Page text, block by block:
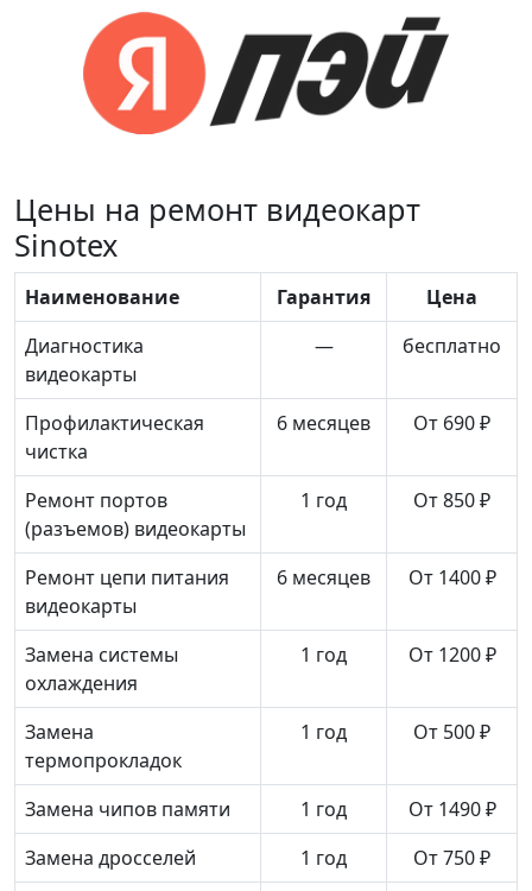
Цены на ремонт видеокарт
Sinotex
Наименование Гарантия
Цена
Диагностика
видеокарты
— бесплатно
Профилактическая
чистка
6 месяцев От 690 ₽
Ремонт портов
(разъемов) видеокарты
1 год От 850 ₽
Ремонт цепи питания
видеокарты
6 месяцев От 1400 ₽
Замена системы
охлаждения
1 год От 1200 ₽
Замена
термопрокладок
1 год От 500 ₽
Замена чипов памяти 1 год
От 1490 ₽
Замена дросселей
1 год
От 750 ₽